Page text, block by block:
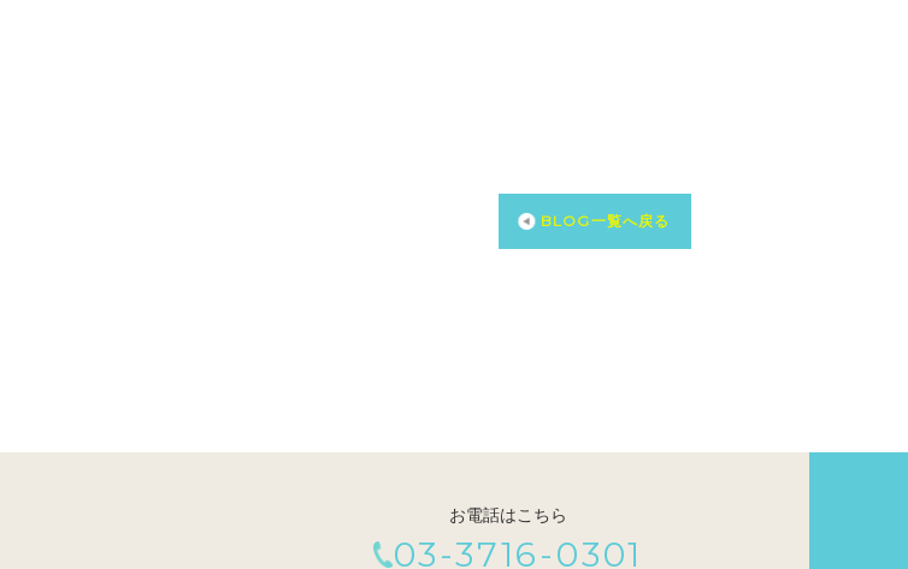
BLOG一覧へ戻る
お電話はこちら
03-3716-0301